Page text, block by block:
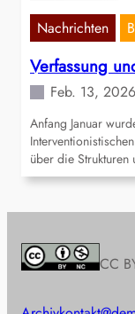
Nachrichten
Verfassung
Feb. 13, 2026
Anfang Januar
über die
CC